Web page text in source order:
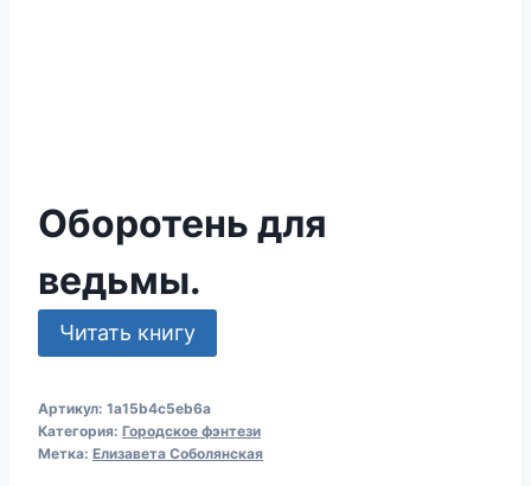
Оборотень для
ведьмы.
Читать книгу
Артикул: 1a15b4c5eb6a
Категория: Городское фэнтези
Метка: Елизавета Соболянская